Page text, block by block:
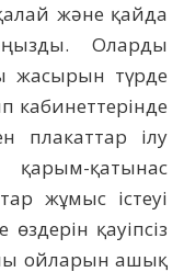
және қайда
Оларды
жасырын түрде
кабинеттерінде
плакаттар ілу
қарым-қатынас
жұмыс істеуі
қауіпсіз
ойларын ашық